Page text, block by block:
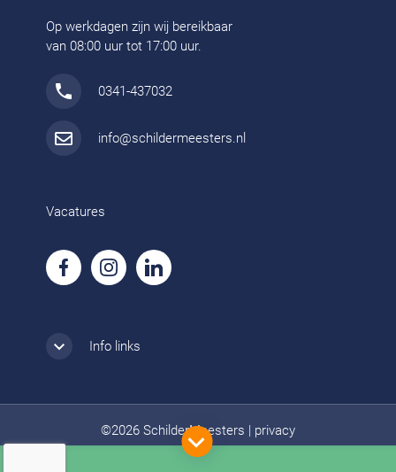
Op werkdagen zijn wij bereikbaar
van 08:00 uur tot 17:00 uur.
0341-437032
info@schildermeesters.nl
Vacatures
Info links
©2026 SchilderMeesters privacy